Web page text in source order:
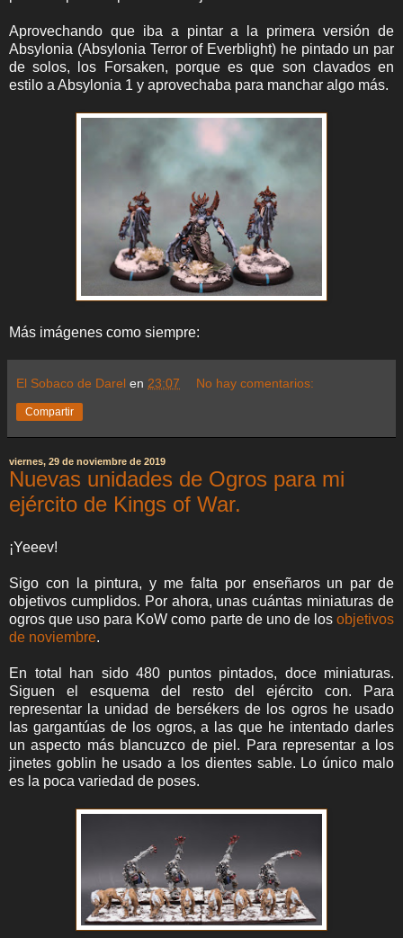
Aprovechando que iba a pintar a la primera versión de
Absylonia (Absylonia Terror of Everblight) he pintado un par
de solos, los Forsaken, porque es que son clavados en
estilo a Absylonia 1 y aprovechaba para manchar algo más.
Más imágenes como siempre:
El Sobaco de Darel en 23:07 No hay comentarios:
Compartir
viernes, 29 de noviembre de 2019
Nuevas unidades de Ogros para mi
ejército de Kings of War.
¡Yeeev!
Sigo con la pintura, y me falta por enseñaros un par de
objetivos cumplidos. Por ahora, unas cuántas miniaturas de
ogros que uso para KoW como parte de uno de los objetivos
de noviembre.
En total han sido 480 puntos pintados, doce miniaturas.
Siguen el esquema del resto del ejército con. Para
representar la unidad de bersékers de los ogros he usado
las gargantúas de los ogros, a las que he intentado darles
un aspecto más blancuzco de piel. Para representar a los
jinetes goblin he usado a los dientes sable. Lo único malo
es la poca variedad de poses.